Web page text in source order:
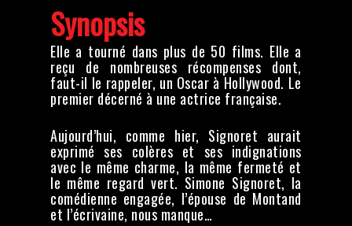
Synopsis
Elle a tourné dans plus de 50 films. Elle a
reçu de nombreuses récompenses dont,
faut-il le rappeler, un Oscar à Hollywood. Le
premier décerné à une actrice française.
Aujourd’hui, comme hier, Signoret aurait
exprimé ses colères et ses indignations
avec le même charme, la même fermeté et
le même regard vert. Simone Signoret, la
comédienne engagée, l’épouse de Montand
et l’écrivaine, nous manque…